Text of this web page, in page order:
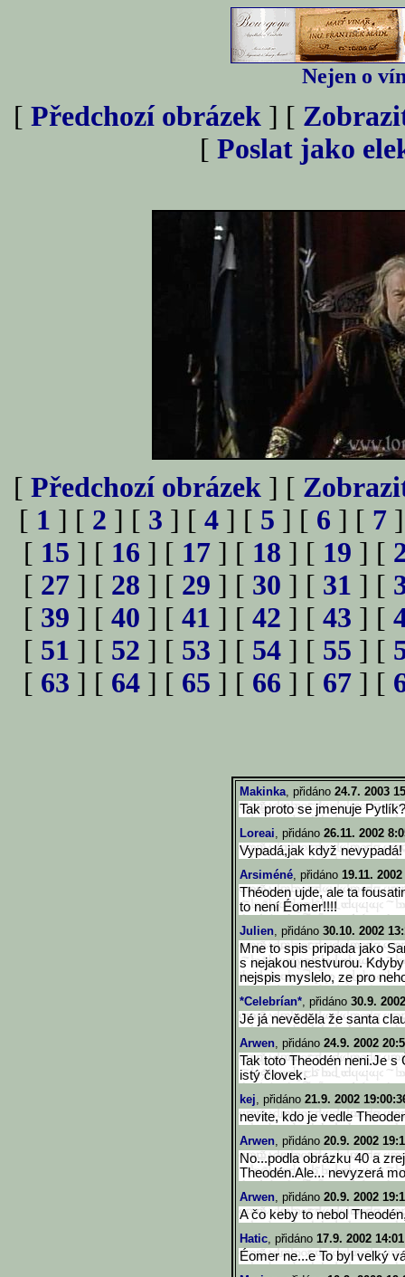
Nejen o
[ Předchozí obrázek ] [
[ Poslat jako
[ Předchozí obrázek ] [
[ 1 ] [ 2 ] [ 3 ] [ 4 ] [ 5 ] [ 6 ] [ 7
[ 15 ] [ 16 ] [ 17 ] [ 18 ] [ 19 ] [
[ 27 ] [ 28 ] [ 29 ] [ 30 ] [ 31 ] [
[ 39 ] [ 40 ] [ 41 ] [ 42 ] [ 43 ] [
[ 51 ] [ 52 ] [ 53 ] [ 54 ] [ 55 ] [
[ 63 ] [ 64 ] [ 65 ] [ 66 ] [ 67 ] [
Makinka, přidáno 24.7. 2003
Tak proto se jmenuje
Loreai, přidáno 26.11. 2002
Vypadá,jak když nevypadá!
Arsiméné, přidáno 19.11.
Théoden ujde, ale ta
to není Éomer!!!!
Julien, přidáno 30.10. 2002
Mne to spis pripada jako
s nejakou nestvurou.
nejspis myslelo, ze pro
*Celebrían*, přidáno 30.9.
Jé já nevěděla že santa
Arwen, přidáno 24.9. 2002
Tak toto Theodén neni.Je s
istý človek.
kej, přidáno 21.9. 2002
nevite, kdo je vedle
Arwen, přidáno 20.9. 2002
No...podla obrázku 40 a
Theodén.Ale... nevyzerá
Arwen, přidáno 20.9. 2002
A čo keby to nebol
Hatic, přidáno 17.9. 2002
Éomer ne...e To byl velký